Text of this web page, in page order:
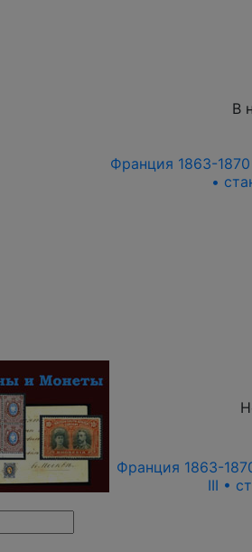
В
Франция 1863-
•
Франция 1863-
III •